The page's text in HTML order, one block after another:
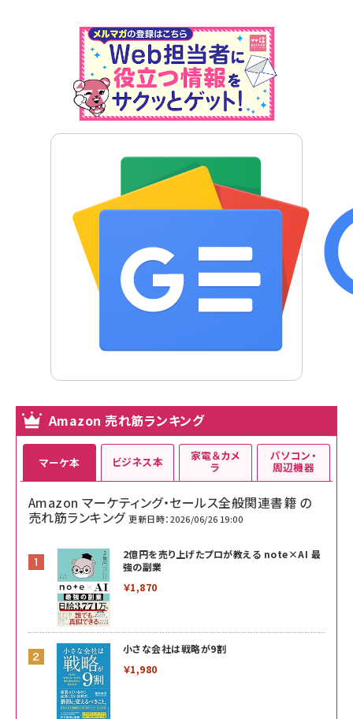
Amazon 売れ筋ランキング
マーケ本
Amazon マーケティング・セールス全般関連書籍 の
売れ筋ランキング 更新日時：2026/06/26 19:00
2億円を売り上げたプロが教える note×AI 最
強の副業
￥1,870
小さな会社は戦略が9割
￥1,980
ビジネス本 家電＆カメ
ラ
パソコン・
周辺機器